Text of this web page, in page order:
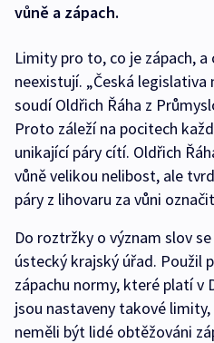
vůně a zápach.
Limity pro to, co je zápach, a
neexistují. „Česká
soudí Oldřich Řáha z
Proto záleží na pocitech
unikající páry cítí. Oldřich
vůně velikou nelibost, ale
páry z lihovaru za vůni
Do roztržky o význam slov
ústecký krajský úřad. Použil
zápachu normy, které platí v
jsou nastaveny takové
neměli být lidé obtěžováni